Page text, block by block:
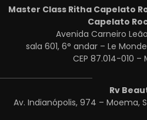
Master Class Ritha Capelato
Capelato
Avenida Carneiro
sala 601, 6° andar – Le
CEP 87.014-010 –
Rv
Av. Indianópolis, 974 – Moema,